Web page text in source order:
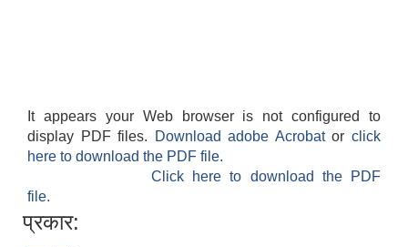
It appears your Web browser is not configured to
display PDF files.
Download adobe Acrobatorclick
here to download the PDF file.
Click here to download the PDF
file.
प्रकार: